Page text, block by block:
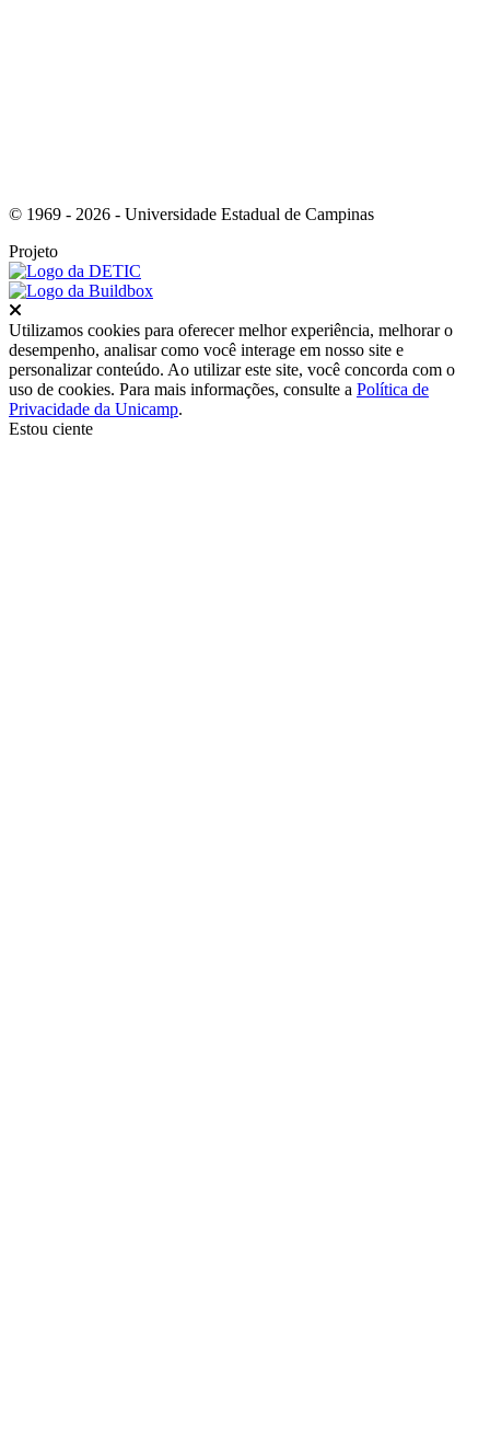
© 1969 - 2026 - Universidade Estadual de Campinas
Projeto
Utilizamos cookies para oferecer melhor experiência, melhorar o
desempenho, analisar como você interage em nosso site e
personalizar conteúdo. Ao utilizar este site, você concorda com o
uso de cookies. Para mais informações, consulte a Política de
Privacidade da Unicamp.
Estou ciente